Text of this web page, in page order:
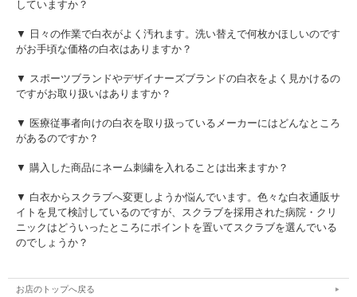
していますか？
▼ 日々の作業で白衣がよく汚れます。洗い替えで何枚かほしいのです
がお手頃な価格の白衣はありますか？
▼ スポーツブランドやデザイナーズブランドの白衣をよく見かけるの
ですがお取り扱いはありますか？
▼ 医療従事者向けの白衣を取り扱っているメーカーにはどんなところ
があるのですか？
▼ 購入した商品にネーム刺繍を入れることは出来ますか？
▼ 白衣からスクラブへ変更しようか悩んでいます。色々な白衣通販サ
イトを見て検討しているのですが、スクラブを採用された病院・クリ
ニックはどういったところにポイントを置いてスクラブを選んでいる
のでしょうか？
お店のトップへ戻る